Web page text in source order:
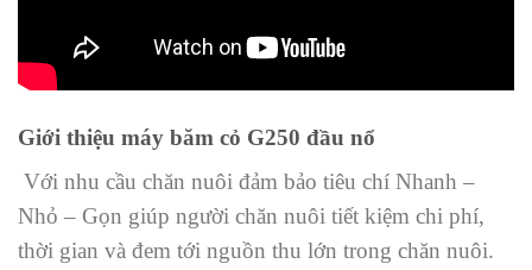
Giới thiệu máy băm cỏ G250 đầu nổ
Với nhu cầu chăn nuôi đảm bảo tiêu chí Nhanh –
Nhỏ – Gọn giúp người chăn nuôi tiết kiệm chi phí,
thời gian và đem tới nguồn thu lớn trong chăn nuôi.